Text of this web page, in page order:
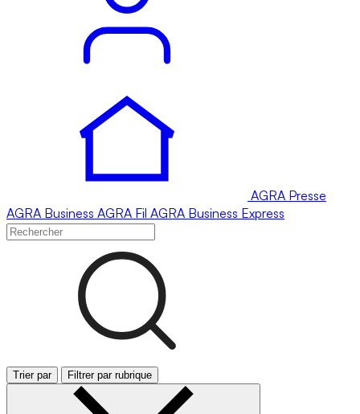
AGRA Presse
AGRA Business AGRA Fil AGRA Business Express
Trier par Filtrer par rubrique